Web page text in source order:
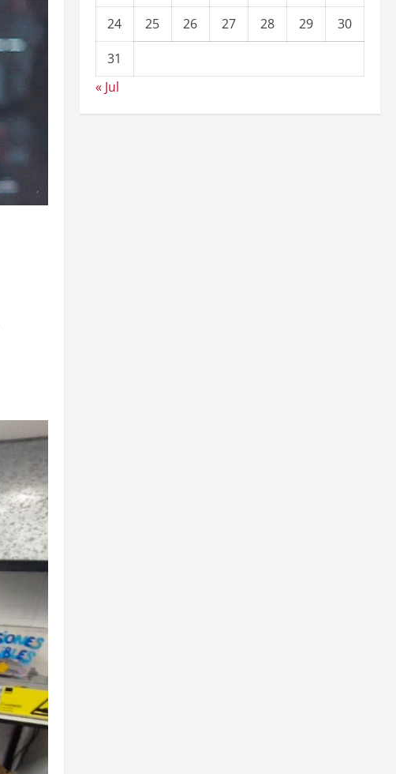
24
25 26 27 28 29
30
31
« Jul